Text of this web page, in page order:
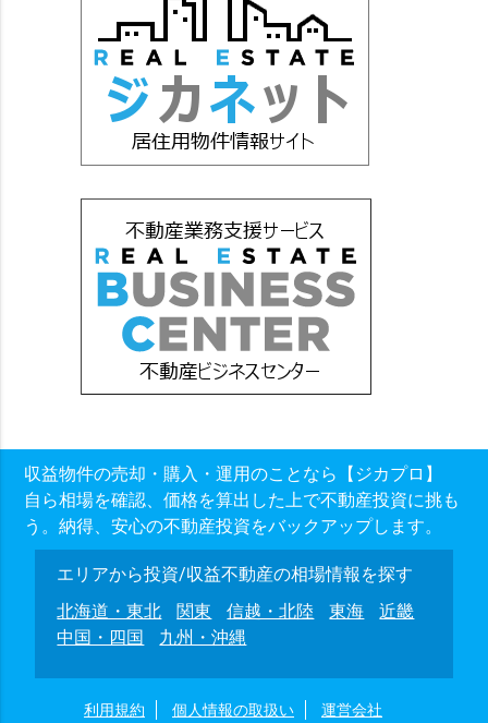
収益物件の売却・購入・運用のことなら【ジカプロ】
自ら相場を確認、価格を算出した上で不動産投資に挑も
う。納得、安心の不動産投資をバックアップします。
エリアから投資/収益不動産の相場情報を探す
北海道・東北
関東 信越・北陸 東海
近畿
中国・四国
九州・沖縄
利用規約 個人情報の取扱い 運営会社